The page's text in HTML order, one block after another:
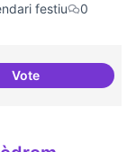
festiu
0
VoteComissió de